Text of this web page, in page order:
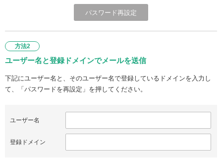
方法2
ユーザー名と登録ドメインでメールを送信
下記にユーザー名と、そのユーザー名で登録しているドメインを入力し
て、「パスワードを再設定」を押してください。
ユーザー名
登録ドメイン